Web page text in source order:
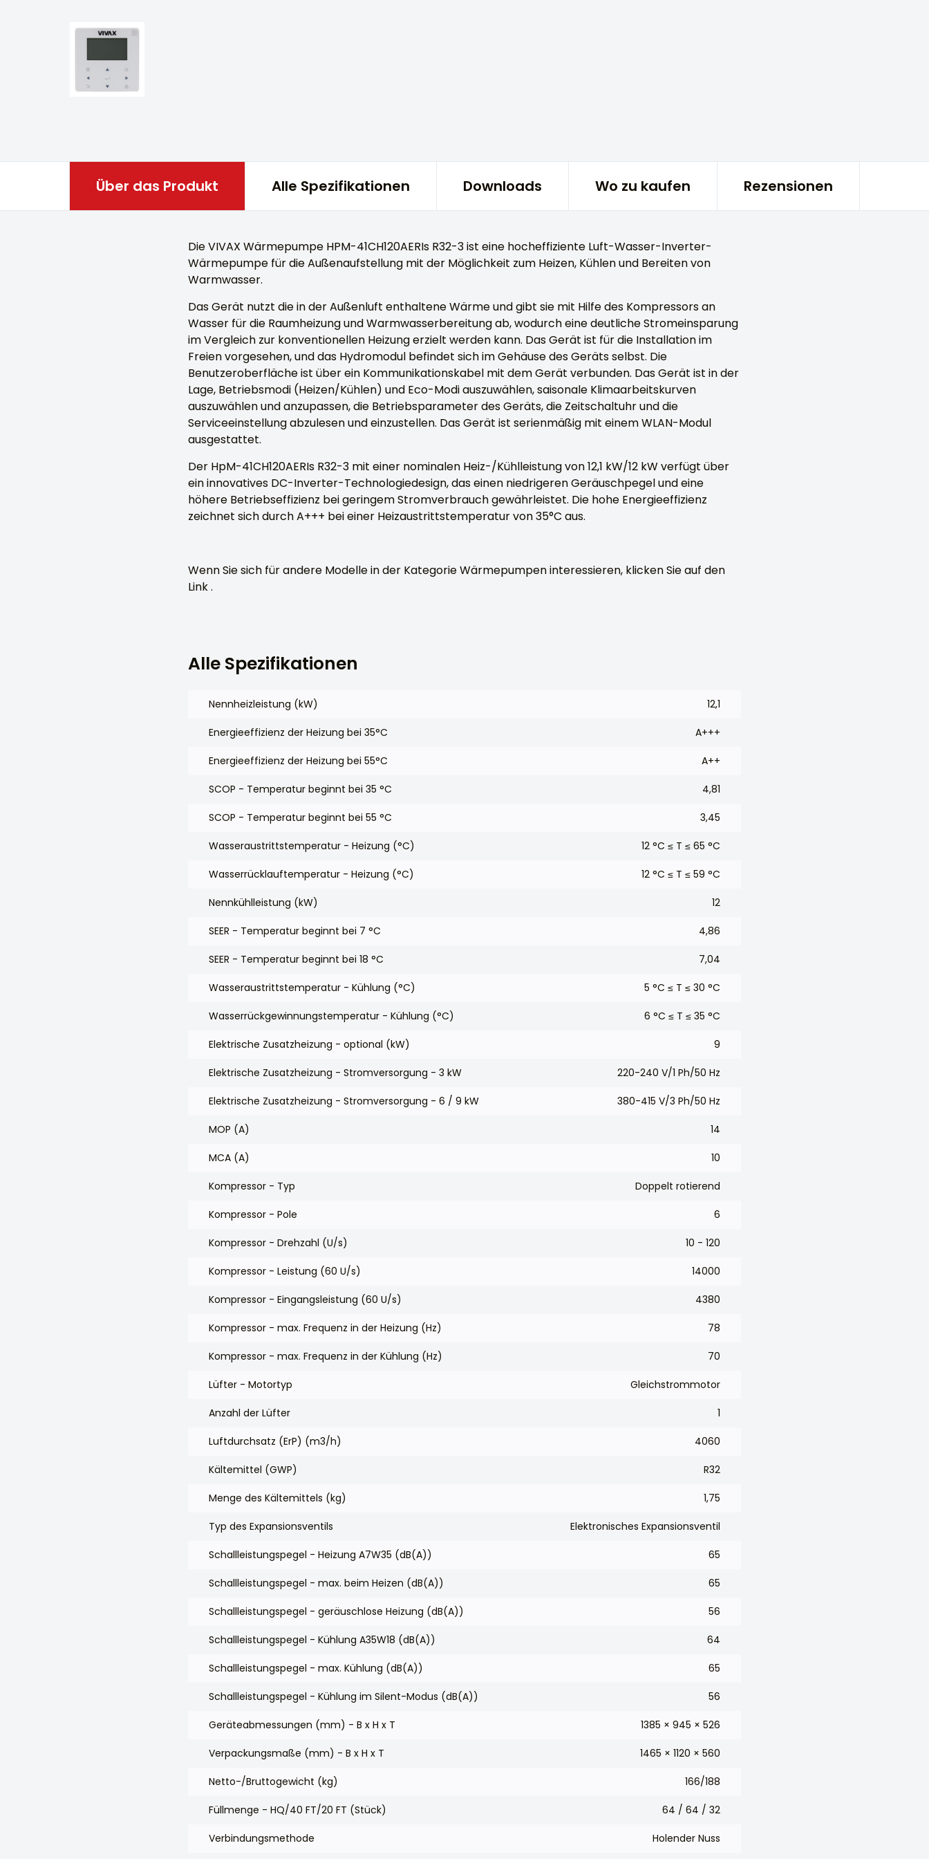
Über das Produkt Alle Spezifikationen Downloads Wo zu kaufen Rezensionen
Die VIVAX Wärmepumpe HPM-41CH120AERIs R32-3 ist eine hocheffiziente Luft-Wasser-Inverter-
Wärmepumpe für die Außenaufstellung mit der Möglichkeit zum Heizen, Kühlen und Bereiten von
Warmwasser.
Das Gerät nutzt die in der Außenluft enthaltene Wärme und gibt sie mit Hilfe des Kompressors an
Wasser für die Raumheizung und Warmwasserbereitung ab, wodurch eine deutliche Stromeinsparung
im Vergleich zur konventionellen Heizung erzielt werden kann. Das Gerät ist für die Installation im
Freien vorgesehen, und das Hydromodul befindet sich im Gehäuse des Geräts selbst. Die
Benutzeroberfläche ist über ein Kommunikationskabel mit dem Gerät verbunden. Das Gerät ist in der
Lage, Betriebsmodi (Heizen/Kühlen) und Eco-Modi auszuwählen, saisonale Klimaarbeitskurven
auszuwählen und anzupassen, die Betriebsparameter des Geräts, die Zeitschaltuhr und die
Serviceeinstellung abzulesen und einzustellen. Das Gerät ist serienmäßig mit einem WLAN-Modul
ausgestattet.
Der HpM-41CH120AERIs R32-3 mit einer nominalen Heiz-/Kühlleistung von 12,1 kW/12 kW verfügt über
ein innovatives DC-Inverter-Technologiedesign, das einen niedrigeren Geräuschpegel und eine
höhere Betriebseffizienz bei geringem Stromverbrauch gewährleistet. Die hohe Energieeffizienz
zeichnet sich durch A+++ bei einer Heizaustrittstemperatur von 35°C aus.
Wenn Sie sich für andere Modelle in der Kategorie Wärmepumpen interessieren, klicken Sie auf den
Link .
Alle Spezifikationen
Nennheizleistung (kW) 12,1
Energieeffizienz der Heizung bei 35°C A+++
Energieeffizienz der Heizung bei 55°C A++
SCOP - Temperatur beginnt bei 35 °C 4,81
SCOP - Temperatur beginnt bei 55 °C 3,45
Wasseraustrittstemperatur - Heizung (°C) 12 °C ≤ T ≤ 65 °C
Wasserrücklauftemperatur - Heizung (°C) 12 °C ≤ T ≤ 59 °C
Nennkühlleistung (kW) 12
SEER - Temperatur beginnt bei 7 °C 4,86
SEER - Temperatur beginnt bei 18 °C 7,04
Wasseraustrittstemperatur - Kühlung (°C) 5 °C ≤ T ≤ 30 °C
Wasserrückgewinnungstemperatur - Kühlung (°C) 6 °C ≤ T ≤ 35 °C
Elektrische Zusatzheizung - optional (kW) 9
Elektrische Zusatzheizung - Stromversorgung - 3 kW 220-240 V/1 Ph/50 Hz
Elektrische Zusatzheizung - Stromversorgung - 6 / 9 kW 380-415 V/3 Ph/50 Hz
MOP (A) 14
MCA (A) 10
Kompressor - Typ Doppelt rotierend
Kompressor - Pole 6
Kompressor - Drehzahl (U/s) 10 - 120
Kompressor - Leistung (60 U/s) 14000
Kompressor - Eingangsleistung (60 U/s) 4380
Kompressor - max. Frequenz in der Heizung (Hz) 78
Kompressor - max. Frequenz in der Kühlung (Hz) 70
Lüfter - Motortyp Gleichstrommotor
Anzahl der Lüfter 1
Luftdurchsatz (ErP) (m3/h) 4060
Kältemittel (GWP) R32
Menge des Kältemittels (kg) 1,75
Typ des Expansionsventils Elektronisches Expansionsventil
Schallleistungspegel - Heizung A7W35 (dB(A)) 65
Schallleistungspegel - max. beim Heizen (dB(A)) 65
Schallleistungspegel - geräuschlose Heizung (dB(A)) 56
Schallleistungspegel - Kühlung A35W18 (dB(A)) 64
Schallleistungspegel - max. Kühlung (dB(A)) 65
Schallleistungspegel - Kühlung im Silent-Modus (dB(A)) 56
Geräteabmessungen (mm) - B x H x T 1385 × 945 × 526
Verpackungsmaße (mm) - B x H x T 1465 × 1120 × 560
Netto-/Bruttogewicht (kg) 166/188
Füllmenge - HQ/40 FT/20 FT (Stück) 64 / 64 / 32
Verbindungsmethode Holender Nuss